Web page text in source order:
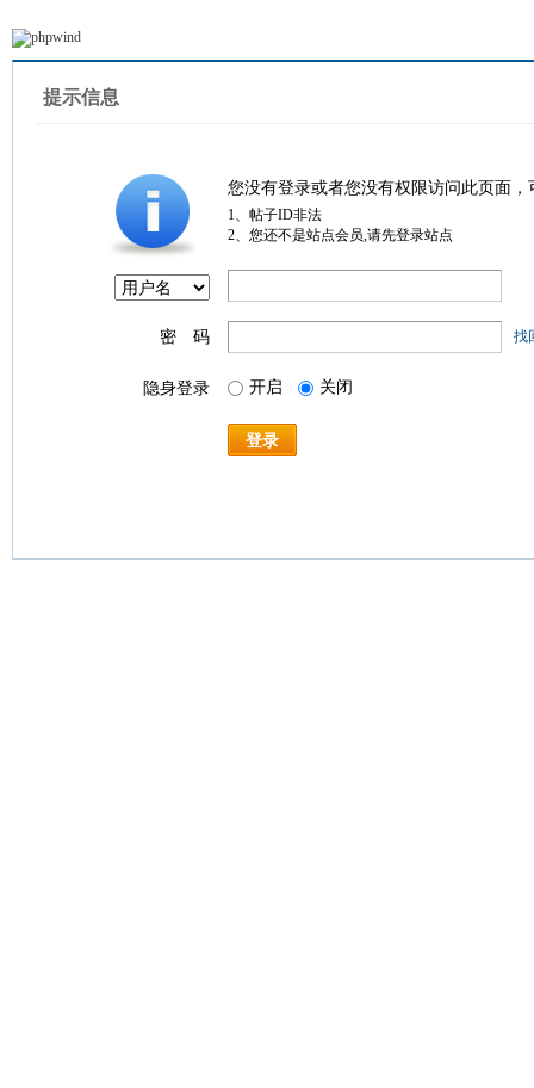
提示信息
您没有登录或者您没有权限访问此页面
1、帖子ID非法
2、您还不是站点会员,请先登录站点
密 码 找
隐身登录 开启 关闭
登录